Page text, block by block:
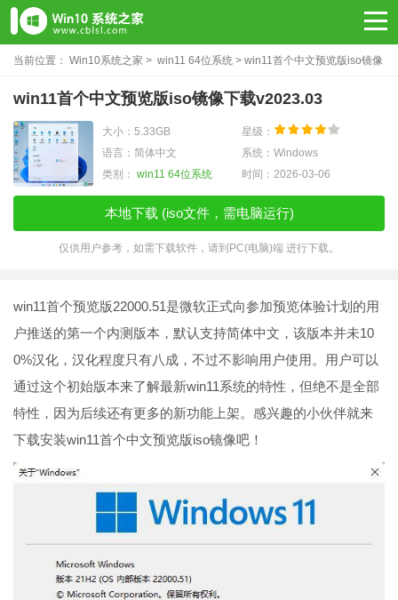
当前位置： Win10系统之家 > win11 64位系统 > win11首个中文预览版iso镜像
下载v2023.03
win11首个中文预览版iso镜像下载v2023.03
大小：5.33GB
星级：
语言：简体中文
系统：Windows
类别： win11 64位系统 时间：2026-03-06
本地下载 (iso文件，需电脑运行)
仅供用户参考，如需下载软件，请到PC(电脑)端 进行下载。
win11首个预览版22000.51是微软正式向参加预览体验计划的用
户推送的第一个内测版本，默认支持简体中文，该版本并未10
0%汉化，汉化程度只有八成，不过不影响用户使用。用户可以
通过这个初始版本来了解最新win11系统的特性，但绝不是全部
特性，因为后续还有更多的新功能上架。感兴趣的小伙伴就来
下载安装win11首个中文预览版iso镜像吧！